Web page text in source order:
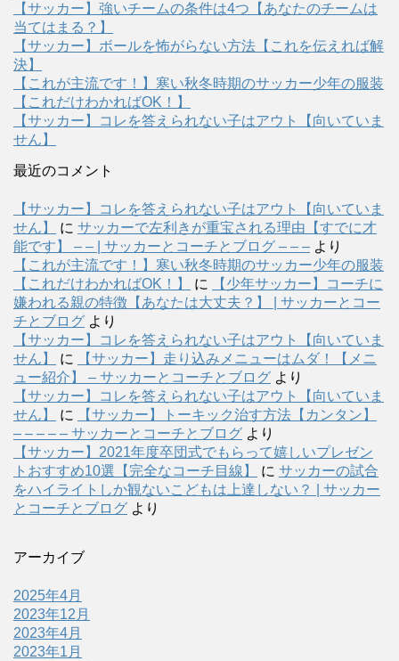
【サッカー】強いチームの条件は4つ【あなたのチームは
当てはまる？】
【サッカー】ボールを怖がらない方法【これを伝えれば解
決】
【これが主流です！】寒い秋冬時期のサッカー少年の服装
【これだけわかればOK！】
【サッカー】コレを答えられない子はアウト【向いていま
せん】
最近のコメント
【サッカー】コレを答えられない子はアウト【向いていま
せん】
に サッカーで左利きが重宝される理由【すでに才
能です】 – – | サッカーとコーチとブログ – – – より
【これが主流です！】寒い秋冬時期のサッカー少年の服装
【これだけわかればOK！】
に
【少年サッカー】コーチに
嫌われる親の特徴【あなたは大丈夫？】 | サッカーとコー
チとブログ より
【サッカー】コレを答えられない子はアウト【向いていま
せん】
に
【サッカー】走り込みメニューはムダ！【メニ
ュー紹介】 – サッカーとコーチとブログ より
【サッカー】コレを答えられない子はアウト【向いていま
せん】
に
【サッカー】トーキック治す方法【カンタン】
– – – – – サッカーとコーチとブログ より
【サッカー】2021年度卒団式でもらって嬉しいプレゼン
トおすすめ10選【完全なコーチ目線】
に サッカーの試合
をハイライトしか観ないこどもは上達しない？ | サッカー
とコーチとブログ より
アーカイブ
2025年4月
2023年12月
2023年4月
2023年1月